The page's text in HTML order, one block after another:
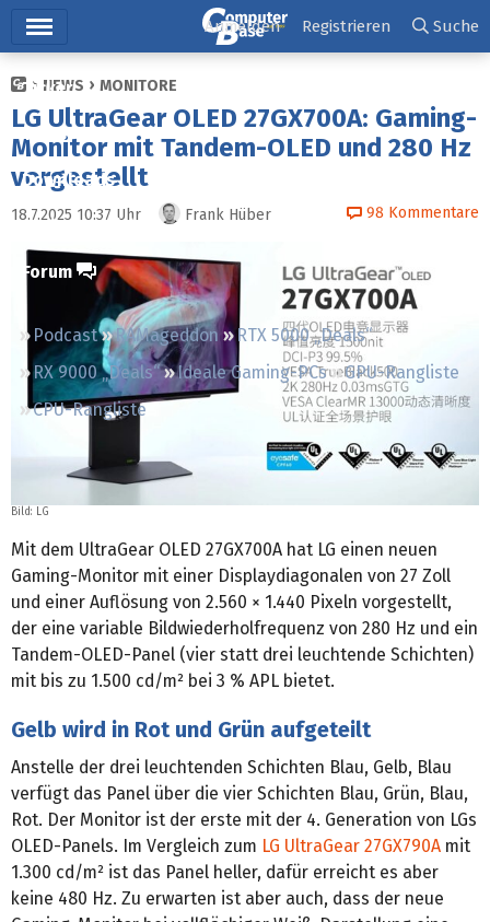
Ticker
Tests
Downloads
Preisvergleich
Forum
Podcast RAMageddon
RTX 5000 „Deals“
RX 9000 „Deals“
Ideale Gaming-PCs
GPU-Rangliste
CPU-Rangliste
Anmelden Registrieren Suche
NEWS MONITORE
LG UltraGear OLED 27GX700A: Gaming-
Monitor mit Tandem-OLED und 280 Hz
vorgestellt
18.7.2025 10:37 Uhr Frank Hüber 98 Kommentare
Bild: LG
Mit dem UltraGear OLED 27GX700A hat LG einen neuen
Gaming-Monitor mit einer Displaydiagonalen von 27 Zoll
und einer Auflösung von 2.560 × 1.440 Pixeln vorgestellt,
der eine variable Bildwiederholfrequenz von 280 Hz und ein
Tandem-OLED-Panel (vier statt drei leuchtende Schichten)
mit bis zu 1.500 cd/m² bei 3 % APL bietet.
Gelb wird in Rot und Grün aufgeteilt
Anstelle der drei leuchtenden Schichten Blau, Gelb, Blau
verfügt das Panel über die vier Schichten Blau, Grün, Blau,
Rot. Der Monitor ist der erste mit der 4. Generation von LGs
OLED-Panels. Im Vergleich zum LG UltraGear 27GX790A mit
1.300 cd/m² ist das Panel heller, dafür erreicht es aber
keine 480 Hz. Zu erwarten ist aber auch, dass der neue